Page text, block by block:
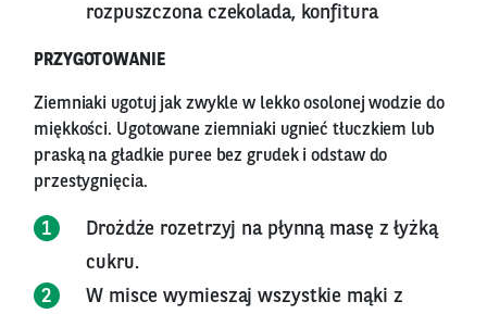
rozpuszczona czekolada, konfitura
PRZYGOTOWANIE
Ziemniaki ugotuj jak zwykle w lekko osolonej wodzie do
miękkości. Ugotowane ziemniaki ugnieć tłuczkiem lub
praską na gładkie puree bez grudek i odstaw do
przestygnięcia.
Drożdże rozetrzyj na płynną masę z łyżką
cukru.
W misce wymieszaj wszystkie mąki z